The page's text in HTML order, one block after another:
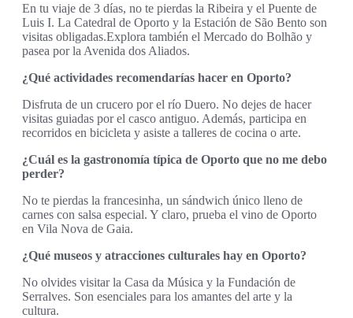
En tu viaje de 3 días, no te pierdas la Ribeira y el Puente de
Luis I. La Catedral de Oporto y la Estación de São Bento son
visitas obligadas.Explora también el Mercado do Bolhão y
pasea por la Avenida dos Aliados.
¿Qué actividades recomendarías hacer en Oporto?
Disfruta de un crucero por el río Duero. No dejes de hacer
visitas guiadas por el casco antiguo. Además, participa en
recorridos en bicicleta y asiste a talleres de cocina o arte.
¿Cuál es la gastronomía típica de Oporto que no me debo
perder?
No te pierdas la francesinha, un sándwich único lleno de
carnes con salsa especial. Y claro, prueba el vino de Oporto
en Vila Nova de Gaia.
¿Qué museos y atracciones culturales hay en Oporto?
No olvides visitar la Casa da Música y la Fundación de
Serralves. Son esenciales para los amantes del arte y la
cultura.